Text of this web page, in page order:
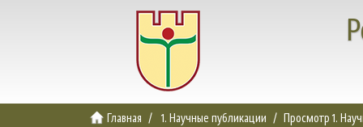
Главная 1. Научные публикации Просмотр 1.